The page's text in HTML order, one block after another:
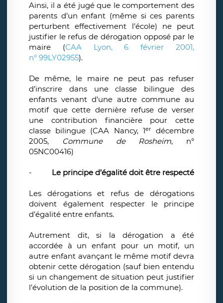
Ainsi, il a été jugé que le comportement des
parents d’un enfant (même si ces parents
perturbent effectivement l’école) ne peut
justifier le refus de dérogation opposé par le
maire (CAA Lyon, 6 février 2001,
n° 99LY02955).
De même, le maire ne peut pas refuser
d’inscrire dans une classe bilingue des
enfants venant d’une autre commune au
motif que cette dernière refuse de verser
une contribution financière pour cette
classe bilingue (CAA Nancy, 1er
décembre
2005,
Commune de Rosheim, n°
05NC00416)
- Le principe d’égalité doit être respecté
Les dérogations et refus de dérogations
doivent également respecter le principe
d’égalité entre enfants.
Autrement dit, si la dérogation a été
accordée à un enfant pour un motif, un
autre enfant avançant le même motif devra
obtenir cette dérogation (sauf bien entendu
si un changement de situation peut justifier
l’évolution de la position de la commune).